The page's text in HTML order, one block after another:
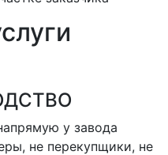
у завода
не перекупщики, не